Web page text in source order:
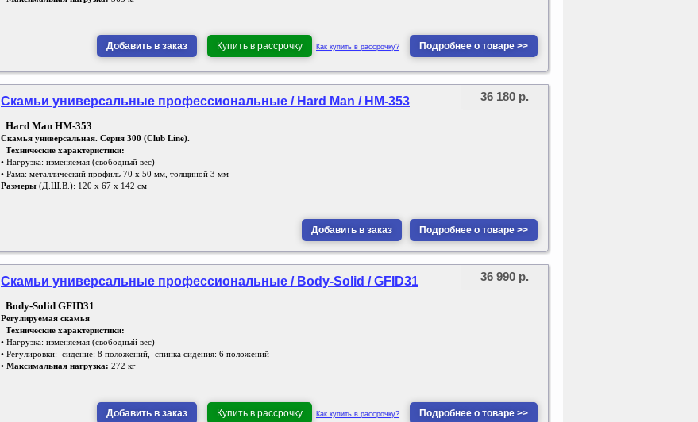
Добавить в заказ Купить в рассрочку Как купить в рассрочку? Подробнее о товаре >>
Скамьи универсальные профессиональные / Hard Man / HM-353
Hard Man HM-353
Скамья универсальная. Серия 300 (Club Line).
Технические характеристики:
• Нагрузка: изменяемая (свободный вес)
• Рама: металлический профиль 70 х 50 мм, толщиной 3 мм
Размеры (Д.Ш.В.): 120 х 67 х 142 см
Добавить в заказ Подробнее о товаре >>
36 180 р.
Скамьи универсальные профессиональные / Body-Solid / GFID31
Body-Solid GFID31
Регулируемая скамья
Технические характеристики:
• Нагрузка: изменяемая (свободный вес)
• Регулировки: сидение: 8 положений, спинка сидения: 6 положений
• Максимальная нагрузка: 272 кг
Добавить в заказ Купить в рассрочку Как купить в рассрочку? Подробнее о товаре >>
36 990 р.